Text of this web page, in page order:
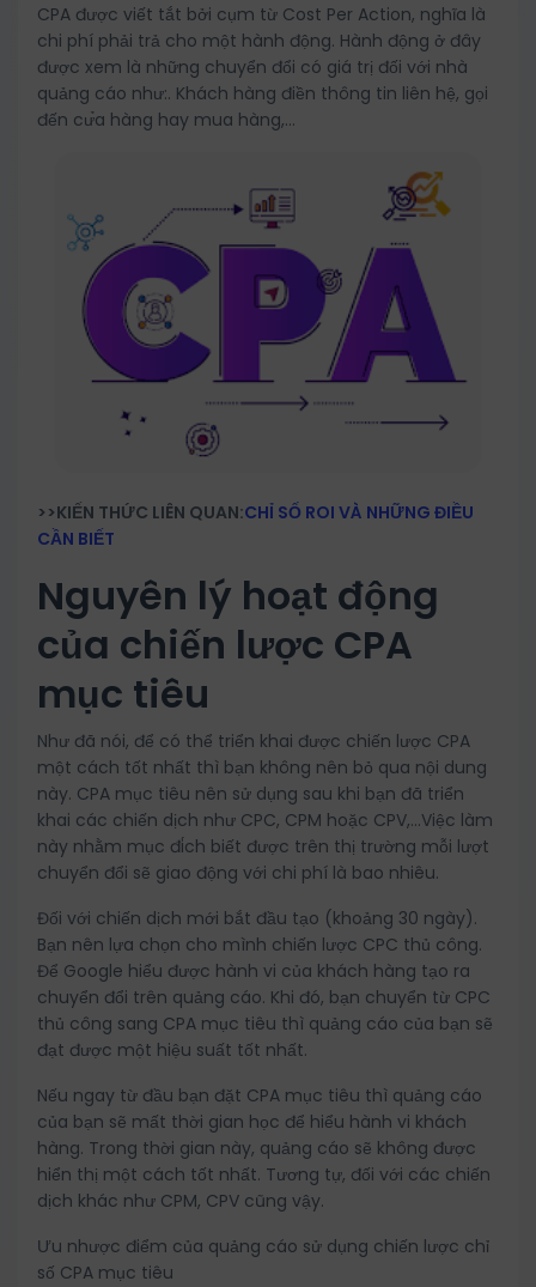
CPA được viết tắt bởi cụm từ Cost Per Action, nghĩa là
chi phí phải trả cho một hành động. Hành động ở đây
được xem là những chuyển đổi có giá trị đối với nhà
quảng cáo như:. Khách hàng điền thông tin liên hệ, gọi
đến cưa hàng hay mua hàng,…
>>KIẾN THỨC LIÊN QUAN:CHỈ SỐ ROI VÀ NHỮNG ĐIỀU
CẦN BIẾT
Nguyên lý hoạt động
của chiến lược CPA
mục tiêu
Như đã nói, để có thể triển khai được chiến lược CPA
một cách tốt nhất thì bạn không nên bỏ qua nội dung
này. CPA mục tiêu nên sử dụng sau khi bạn đã triển
khai các chiến dịch như CPC, CPM hoặc CPV,…Việc làm
này nhằm mục đich biết được trên thị trường mỗi lượt
chuyển đổi sẽ giao động với chi phí là bao nhiêu.
Đối với chiến dịch mới bắt đầu tạo (khoảng 30 ngày).
Bạn nên lựa chọn cho mình chiến lược CPC thủ công.
Để Google hiểu được hành vi của khách hàng tạo ra
chuyển đổi trên quảng cáo. Khi đó, bạn chuyển từ CPC
thủ công sang CPA mục tiêu thì quảng cáo của bạn sẽ
đạt được một hiệu suất tốt nhất.
Nếu ngay từ đầu bạn đặt CPA mục tiêu thì quảng cáo
của bạn sẽ mất thời gian học để hiểu hành vi khách
hàng. Trong thời gian này, quảng cáo sẽ không được
hiển thị một cách tốt nhất. Tương tự, đối với các chiến
dịch khác như CPM, CPV cũng vậy.
Ưu nhược điểm của quảng cáo sử dụng chiến lược chỉ
số CPA mục tiêu